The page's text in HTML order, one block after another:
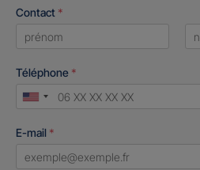
Contact *
Téléphone *
United
+1
E-mail *